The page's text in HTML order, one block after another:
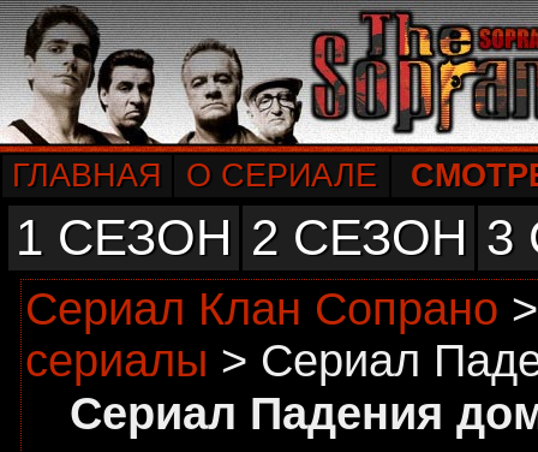
ГЛАВНАЯ О СЕРИАЛЕ
1 СЕЗОН 2 СЕЗОН 3
Сериал Клан Сопрано
сериалы > Сериал
Сериал Падения